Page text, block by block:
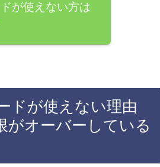
が使えない方は
ドが使えない理由
がオーバーしている